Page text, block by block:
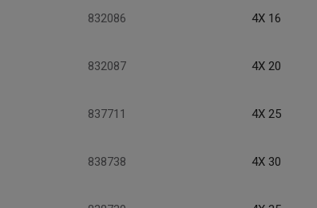
832086 4X 16
832087 4X 20
837711 4X 25
838738 4X 30